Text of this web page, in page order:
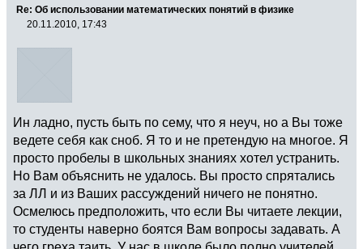
Re: Об использовании математических понятий в физике
20.11.2010, 17:43
Ин ладно, пусть быть по сему, что я неуч, но а Вы тоже
ведете себя как сноб. Я то и не претендую на многое. Я
просто пробелы в школьных знаниях хотел устранить.
Но Вам объяснить не удалось. Вы просто спрятались
за ЛЛ и из Ваших рассуждений ничего не понятно.
Осмелюсь предположить, что если Вы читаете лекции,
то студенты наверно боятся Вам вопросы задавать. А